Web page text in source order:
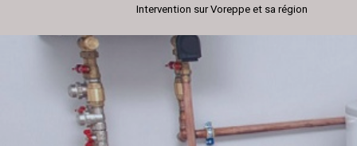
Intervention sur Voreppe et sa région